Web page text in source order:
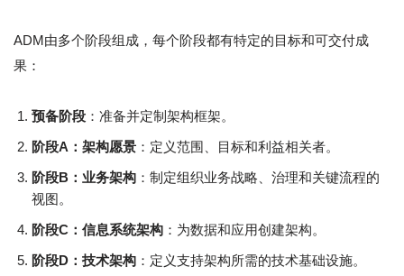
ADM由多个阶段组成，每个阶段都有特定的目标和可交付成
果：
预备阶段 ：准备并定制架构框架。
阶段A：架构愿景 ：定义范围、目标和利益相关者。
阶段B：业务架构 ：制定组织业务战略、治理和关键流程的
视图。
阶段C：信息系统架构 ：为数据和应用创建架构。
阶段D：技术架构 ：定义支持架构所需的技术基础设施。